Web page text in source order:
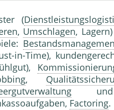
(
, Umschlagen,
in-Time),
,
Factoring.